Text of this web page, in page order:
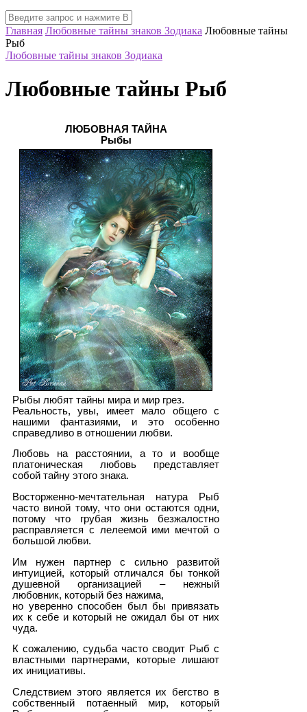
Главная Любовные тайны знаков Зодиака Любовные тайны
Рыб
Любовные тайны знаков Зодиака
Любовные тайны Рыб
ЛЮБОВНАЯ ТАЙНА
Рыбы
Рыбы любят тайны мира и мир грез.
Реальность, увы, имеет мало общего с
нашими фантазиями, и это особенно
справедливо в отношении любви.
Любовь на расстоянии, а то и вообще
платоническая любовь представляет
собой тайну этого знака.
Восторженно-мечтательная натура Рыб
часто виной тому, что они остаются одни,
потому что грубая жизнь безжалостно
расправляется с лелеемой ими мечтой о
большой любви.
Им нужен партнер с сильно развитой
интуицией, который отличался бы тонкой
душевной организацией – нежный
любовник, который без нажима,
но уверенно способен был бы привязать
их к себе и который не ожидал бы от них
чуда.
К сожалению, судьба часто сводит Рыб с
властными партнерами, которые лишают
их инициативы.
Следствием этого является их бегство в
собственный потаенный мир, который